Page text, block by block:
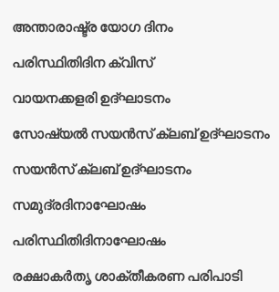
അന്താരാഷ്ട്ര യോഗ ദിനം
പരിസ്ഥിതിദിന ക്വിസ്
വായനക്കളരി ഉദ്‌ഘാടനം
സോഷ്യൽ സയൻസ് ക്ലബ് ഉദ്‌ഘാടനം
സയൻസ് ക്ലബ് ഉദ്‌ഘാടനം
സമുദ്രദിനാഘോഷം
പരിസ്ഥിതിദിനാഘോഷം
രക്ഷാകർതൃ ശാക്തീകരണ പരിപാടി